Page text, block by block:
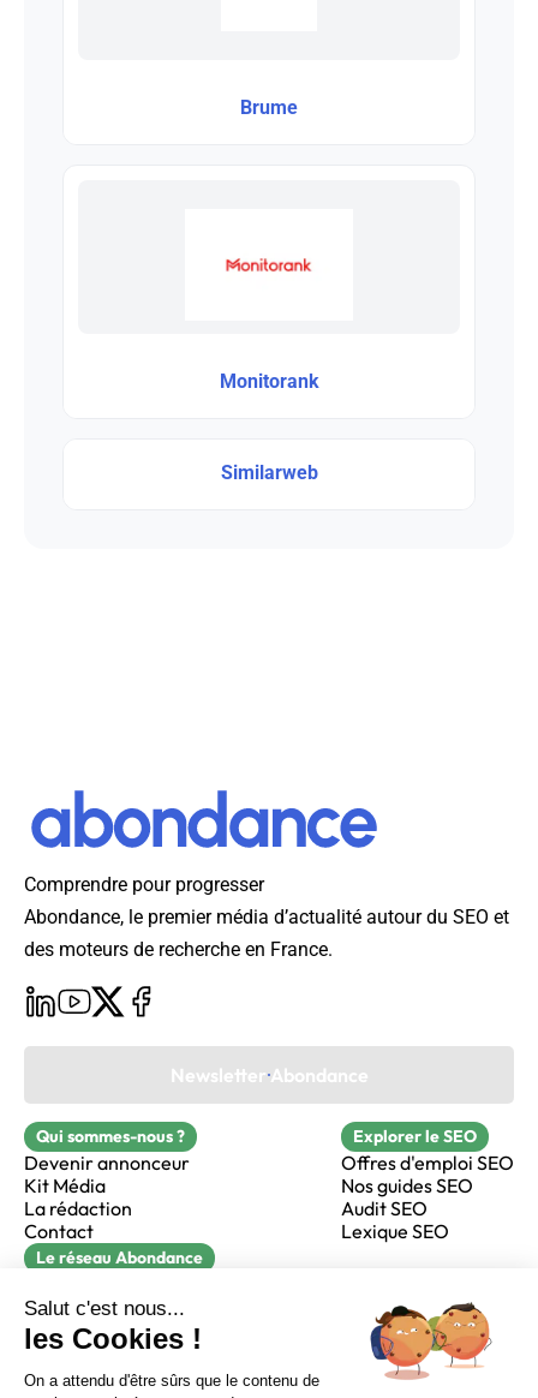
Sur LinkedIn Sur Youtube
Brume
Monitorank
Similarweb
Comprendre pour progresser
Abondance, le premier média d’actualité autour du SEO et
des moteurs de recherche en France.
Newsletter Abondance
Qui sommes-nous ?
Devenir annonceur
Kit Média
La rédaction
Contact
Explorer le SEO
Offres d'emploi SEO
Nos guides SEO
Audit SEO
Lexique SEO
Le réseau Abondance
Réacteur
alfie formation